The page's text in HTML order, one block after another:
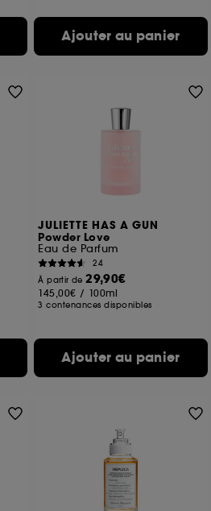
Ajouter au panier
JULIETTE HAS A GUN
Powder Love
Eau de Parfum
24
À partir de29,90€
145,00€ / 100ml
3 contenances disponibles
Ajouter au panier